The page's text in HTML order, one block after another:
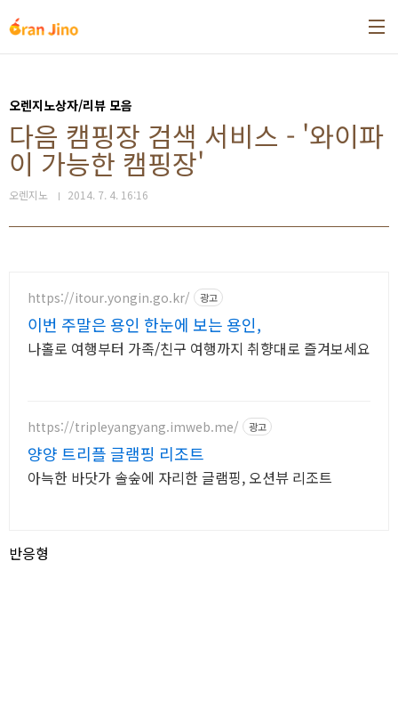
오렌지노상자/리뷰 모음
다음 캠핑장 검색 서비스 - '와이파
이 가능한 캠핑장'
오렌지노 2014. 7. 4. 16:16
https://itour.yongin.go.kr/ 광고
이번 주말은 용인 한눈에 보는 용인,
나홀로 여행부터 가족/친구 여행까지 취향대로 즐겨보세요
https://tripleyangyang.imweb.me/ 광고
양양 트리플 글램핑 리조트
아늑한 바닷가 솔숲에 자리한 글램핑, 오션뷰 리조트
반응형